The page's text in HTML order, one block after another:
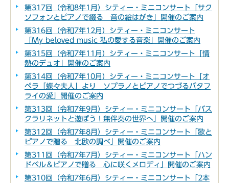
第317回（令和8年1月）シティー・ミニコンサート「サク
ソフォンとピアノで綴る 音の絵はがき」開催のご案内
第316回（令和7年12月）シティー・ミニコンサート
「My beloved music 私の愛する音楽」開催のご案内
第315回（令和7年11月）シティー・ミニコンサート「情
熱のデュオ」開催のご案内
第314回（令和7年10月）シティー・ミニコンサート「オ
ペラ「蝶々夫人」より ソプラノとピアノでつづるバタフ
ライの愛」開催のご案内
第313回（令和7年9月）シティー・ミニコンサート「バス
クラリネットと遊ぼう！無伴奏の世界へ」開催のご案内
第312回（令和7年8月）シティー・ミニコンサート「歌と
ピアノで贈る 北欧の調べ」開催のご案内
第311回（令和7年7月）シティー・ミニコンサート「ハン
ドベル＆ピアノで贈る 心に咲くメロディ」開催のご案内
第310回（令和7年6月）シティー・ミニコンサート「2本